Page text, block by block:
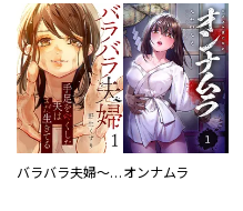
バラバラ夫婦～手足をなくした夫はまだ生きてる オンナムラ